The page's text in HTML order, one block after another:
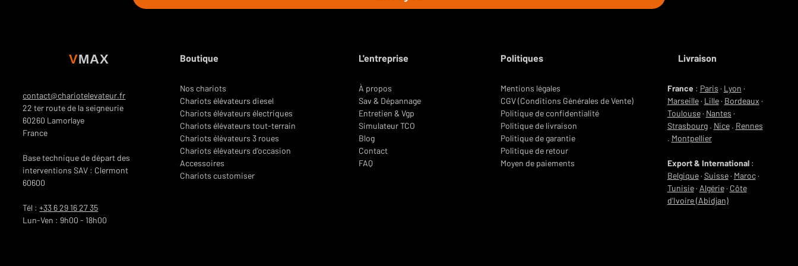
VMAX
contact@chariotelevateur.fr
22 ter route de la seigneurie
60260 Lamorlaye
France
Base technique de départ des
interventions SAV : Clermont
60600
Tél :+33 6 29 16 27 35
Lun-Ven : 9h00 - 18h00
Boutique
Nos chariots
Chariots élévateurs diesel
Chariots élévateurs électriques
Chariots élévateurs tout-terrain
Chariots élévateurs 3 roues
Chariots élévateurs d'occasion
Accessoires
Chariots customiser
L'entreprise
À propos
Sav & Dépannage
Entretien & Vgp
Simulateur TCO
Blog
Contact
FAQ
Politiques
Mentions légales
CGV (Conditions Générales de Vente)
Politique de confidentialité
Politique de livraison
Politique de garantie
Politique de retour
Moyen de paiements
Livraison
France: Paris · Lyon ·
Marseille· Lille· Bordeaux ·
Toulouse· Nantes ·
Strasbourg. Nice. Rennes
. Montpellier
Export & International :
Belgique· Suisse· Maroc·
Tunisie· Algérie· Côte
d'Ivoire (Abidjan)